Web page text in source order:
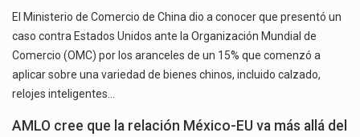
El Ministerio de Comercio de China dio a conocer que presentó un
caso contra Estados Unidos ante la Organización Mundial de
Comercio (OMC) por los aranceles de un 15% que comenzó a
aplicar sobre una variedad de bienes chinos, incluido calzado,
relojes inteligentes…
AMLO cree que la relación México-EU va más allá del